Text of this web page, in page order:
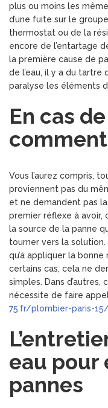
plus ou moins les
d’une fuite sur le
thermostat ou de la
encore de l’entartage
la première cause de
de l’eau, il y a du
paralyse les éléments
En cas
Vous l’aurez compris,
proviennent pas du
et ne demandent pas
premier réflexe à avoir,
la source de la panne
tourner vers la
qu’à appliquer la
certains cas, cela ne
simples. Dans
nécessite de faire
75.fr/plombier-paris-
eau pour
pannes